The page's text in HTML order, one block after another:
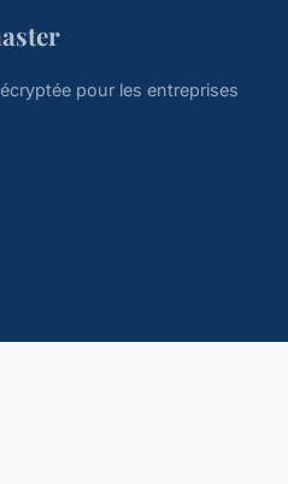
pour les entreprises